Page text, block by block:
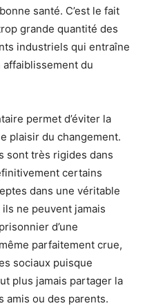
santé. C’est le fait
grande quantité des
industriels qui entraîne
du
permet d’éviter la
plaisir du changement.
sont très rigides dans
certains
dans une véritable
ne peuvent jamais
d’une
parfaitement crue,
sociaux puisque
plus jamais partager la
amis ou des parents.